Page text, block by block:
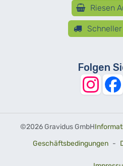
Riesen
Folgen
©2026 Gravidus GmbH
Geschäftsbedingungen -